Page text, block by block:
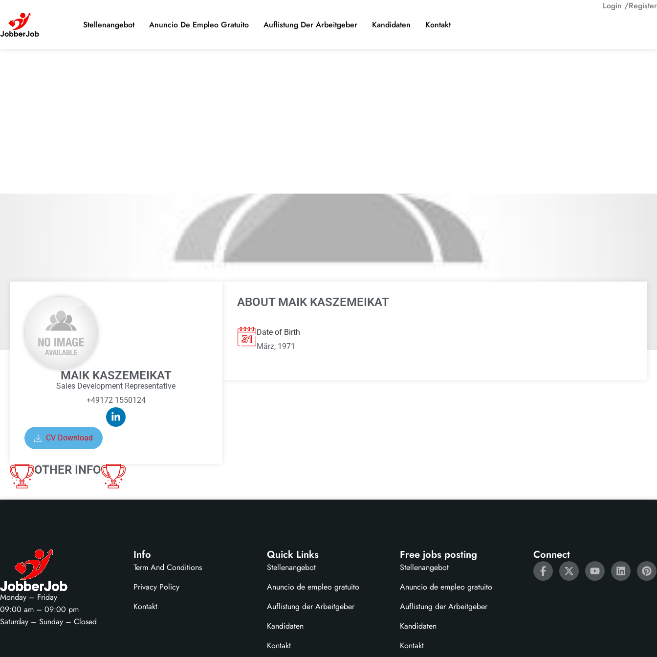
Stellenangebot Anuncio De Empleo Gratuito Auflistung Der Arbeitgeber Kandidaten Kontakt
Login /Register
MAIK KASZEMEIKAT
Sales Development Representative
+49172 1550124
CV Download
OTHER INFO
ABOUT MAIK KASZEMEIKAT
Date of Birth
März, 1971
Monday – Friday
09:00 am – 09:00 pm
Saturday – Sunday – Closed
Info
Term And Conditions
Privacy Policy
Kontakt
Quick Links
Stellenangebot
Anuncio de empleo gratuito
Auflistung der Arbeitgeber
Kandidaten
Kontakt
Free jobs posting
Stellenangebot
Anuncio de empleo gratuito
Auflistung der Arbeitgeber
Kandidaten
Kontakt
Connect